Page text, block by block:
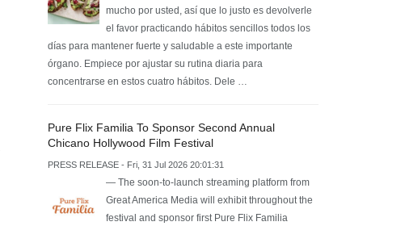
mucho por usted, así que lo justo es devolverle
el favor practicando hábitos sencillos todos los
días para mantener fuerte y saludable a este importante
órgano. Empiece por ajustar su rutina diaria para
concentrarse en estos cuatro hábitos. Dele …
Pure Flix Familia To Sponsor Second Annual
Chicano Hollywood Film Festival
PRESS RELEASE - Fri, 31 Jul 2026 20:01:31
— The soon-to-launch streaming platform from
Great America Media will exhibit throughout the
festival and sponsor first Pure Flix Familia